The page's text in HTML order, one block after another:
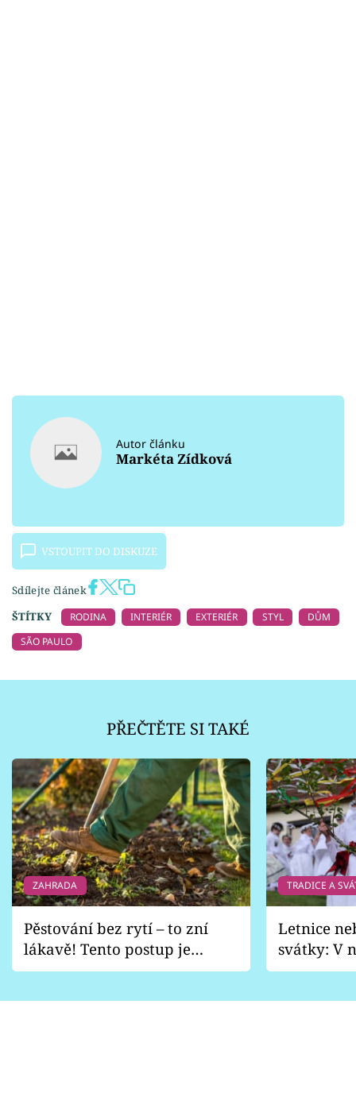
Autor článku
Markéta Zídková
VSTOUPIT DO DISKUZE
Sdílejte článek
ŠTÍTKY
RODINA INTERIÉR EXTERIÉR STYL
DŮM
SÃO PAULO
PŘEČTĚTE SI TAKÉ
ZAHRADA
Pěstování bez rytí – to zní
lákavě! Tento postup je
vhodný jen pro některé
TRADICE A
Letnice
svátky: V
pondělí